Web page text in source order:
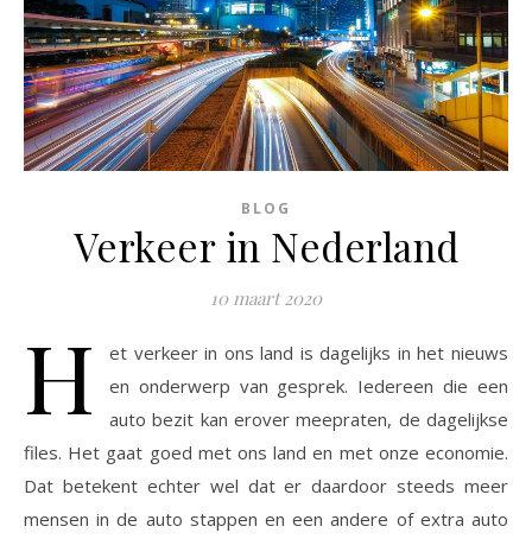
BLOG
Verkeer in Nederland
10 maart 2020
H
et verkeer in ons land is dagelijks in het nieuws
en onderwerp van gesprek. Iedereen die een
auto bezit kan erover meepraten, de dagelijkse
files. Het gaat goed met ons land en met onze economie.
Dat betekent echter wel dat er daardoor steeds meer
mensen in de auto stappen en een andere of extra auto